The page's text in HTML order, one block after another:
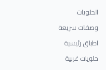
الحلويات
وصفات سريعة
اطباق رئيسية
حلويات غربية